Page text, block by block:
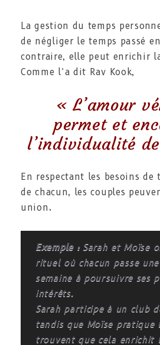
La gestion du temps
de négliger le temps passé
contraire, elle peut enrichir
Comme l’a dit Rav Kook,
« L’amour
permet et
l’individualité
En respectant les besoins de
de chacun, les couples
union.
Exemple :Sarah et Moïse
rituel où chacun passe
semaine à poursuivre ses
intérêts.
Sarah participe à un club
tandis que Moïse
trouvent que cela enrichit